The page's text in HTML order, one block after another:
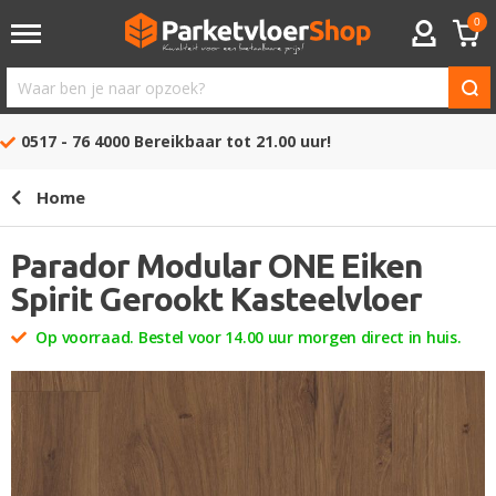
ACCOUNT
0
Waar
ben
opzoek?
0517 - 76 4000 Bereikbaar tot 21.00 uur!
Home
Parador Modular ONE Eiken
Spirit Gerookt Kasteelvloer
Op voorraad. Bestel voor 14.00 uur morgen direct in huis.